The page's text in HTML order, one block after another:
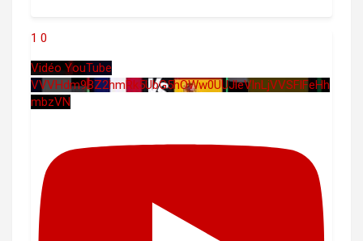
1 0
Vidéo YouTube
VVVHdm9BZ2hmRk5UbG5hOWw0UUJleVlnLjVVSFlFeHh
mbzVN